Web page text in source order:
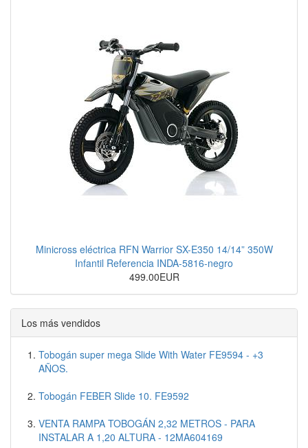
Minicross eléctrica RFN Warrior SX-E350 14/14” 350W
Infantil Referencia INDA-5816-negro
499.00EUR
Los más vendidos
Tobogán super mega Slide With Water FE9594 - +3
AÑOS.
Tobogán FEBER Slide 10. FE9592
VENTA RAMPA TOBOGÁN 2,32 METROS - PARA
INSTALAR A 1,20 ALTURA - 12MA604169